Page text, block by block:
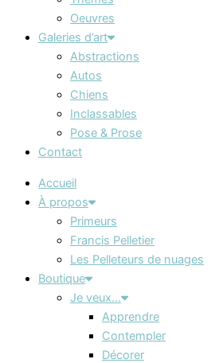
Oeuvres
Galeries d’art
Abstractions
Autos
Chiens
Inclassables
Pose & Prose
Contact
Accueil
À propos
Primeurs
Francis Pelletier
Les Pelleteurs de nuages
Boutique
Je veux…
Apprendre
Contempler
Décorer